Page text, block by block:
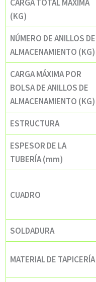
CARGA TOTAL MÁXIMA
(KG)
NÚMERO DE ANILLOS DE
ALMACENAMIENTO (KG)
CARGA MÁXIMA POR
BOLSA DE ANILLOS DE
ALMACENAMIENTO (KG)
ESTRUCTURA
ESPESOR DE LA
TUBERÍA (mm)
CUADRO
SOLDADURA
MATERIAL DE TAPICERÍA